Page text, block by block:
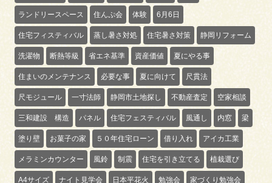
ランドリースペース 住んぷ会 体験 6月6日
住宅フィスティバル 蒸し暑さ対処 住宅暑さ対策 静岡リフォーム
洗濯物 断熱等級 省エネ基準 資産価値 夏にやる事
住まいのメンテナンス 必要な事 夏に向けて 尺貫法
尺モジュール 一寸法師 静岡市土地探し 不動産査定 空家相談
三和建設 構造 パネル 住宅フェスティバル 風通し 内窓 梁
塗り壁 お菓子の家 ５０年住宅ローン 借り入れ アイカ工業
メラミンカウンター 風鈴 制震 住宅を引き立てる 植栽選び
A4サイズ ナイト見学会 日本平花火 勉強会 家づくり勉強会